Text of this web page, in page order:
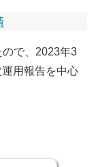
で、 2023年3
用報告を中心